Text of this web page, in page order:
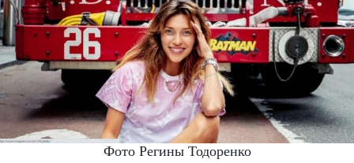
Фото Регины Тодоренко